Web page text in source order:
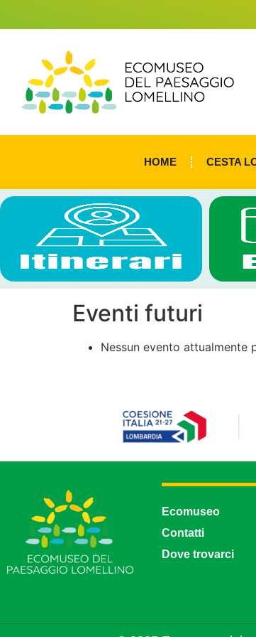
HOME CESTA
Eventi futuri
Nessun evento attualmente
Ecomuseo
Contatti
Dove trovarci